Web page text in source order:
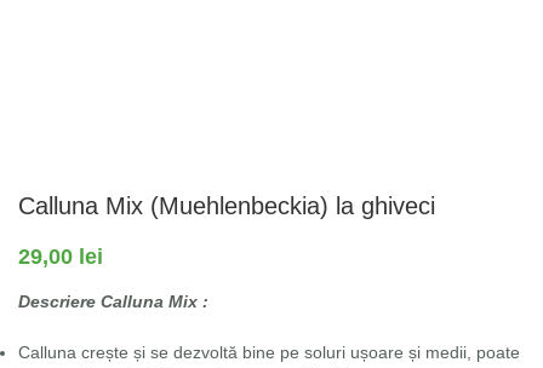
Calluna Mix (Muehlenbeckia) la ghiveci
29,00 lei
Descriere Calluna Mix :
Calluna crește și se dezvoltă bine pe soluri ușoare și medii, poate